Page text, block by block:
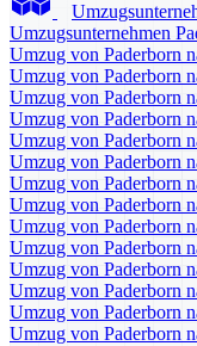
Umzugsunternehmen
Umzug von Paderborn
Umzug von Paderborn
Umzug von Paderborn
Umzug von Paderborn
Umzug von Paderborn
Umzug von Paderborn
Umzug von Paderborn
Umzug von Paderborn
Umzug von Paderborn
Umzug von Paderborn
Umzug von Paderborn
Umzug von Paderborn
Umzug von Paderborn
Umzug von Paderborn